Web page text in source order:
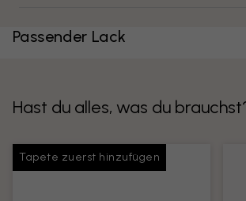
Passender Lack
Hast du alles, was du
Tapete zuerst hinzufügen